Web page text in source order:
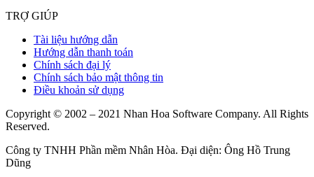
TRỢ GIÚP
Tài liệu hướng dẫn
Hướng dẫn thanh toán
Chính sách đại lý
Chính sách bảo mật thông tin
Điều khoản sử dụng
Copyright © 2002 – 2021 Nhan Hoa Software Company. All Rights
Reserved.
Công ty TNHH Phần mềm Nhân Hòa. Đại diện: Ông Hồ Trung
Dũng